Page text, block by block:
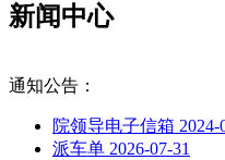
新闻中心
通知公告：
院领导电子信箱 2024-
派车单 2026-07-31